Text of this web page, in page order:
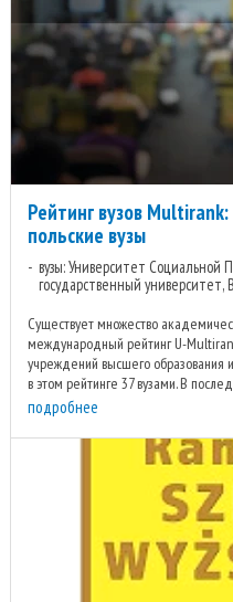
Рейтинг вузов
польские вузы
вузы: Университет Социальной
государственный университет,
Существует множество
международный рейтинг U-
учреждений высшего образования
в этом рейтинге 37 вузами. В
подробнее